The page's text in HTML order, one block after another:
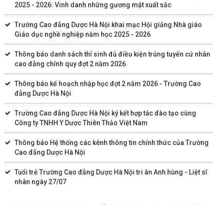
2025 - 2026: Vinh danh những gương mặt xuất sắc
Trường Cao đẳng Dược Hà Nội khai mạc Hội giảng Nhà giáo
Giáo dục nghề nghiệp năm học 2025 - 2026
Thông báo danh sách thí sinh đủ điều kiện trúng tuyển cử nhân
cao đẳng chính quy đợt 2 năm 2026
Thông báo kế hoạch nhập học đợt 2 năm 2026 - Trường Cao
đẳng Dược Hà Nội
Trường Cao đẳng Dược Hà Nội ký kết hợp tác đào tạo cùng
Công ty TNHH Y Dược Thiên Thảo Việt Nam
Thông báo Hệ thống các kênh thông tin chính thức của Trường
Cao đẳng Dược Hà Nội
Tuổi trẻ Trường Cao đẳng Dược Hà Nội tri ân Anh hùng - Liệt sĩ
nhân ngày 27/07